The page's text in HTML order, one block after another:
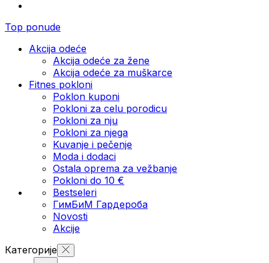
Top ponude
Akcija odeće
Akcija odeće za žene
Akcija odeće za muškarce
Fitnes pokloni
Poklon kuponi
Pokloni za celu porodicu
Pokloni za nju
Pokloni za njega
Kuvanje i pečenje
Moda i dodaci
Ostala oprema za vežbanje
Pokloni do 10 €
Bestseleri
ГимБиМ Гардeробa
Novosti
Akcije
Категорије